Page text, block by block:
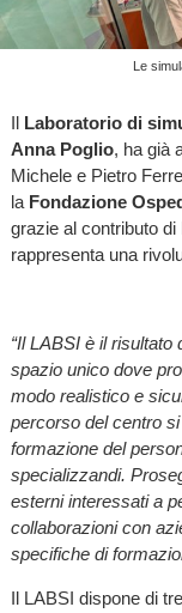
Le
Il Laboratorio di
Anna Poglio, ha già
Michele e Pietro
la Fondazione
grazie al contributo di
rappresenta una
“Il LABSI è il
spazio unico dove
modo realistico e
percorso del centro
formazione del
specializzandi.
esterni interessati a
collaborazioni con
specifiche di
Il LABSI dispone di